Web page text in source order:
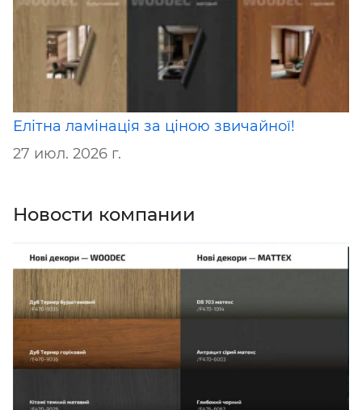
Елітна ламінація за ціною звичайної!
27 июл. 2026 г.
Новости компании